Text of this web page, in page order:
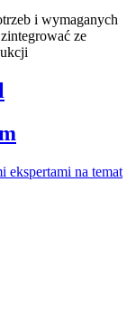
i wymaganych
ze
ekspertami na temat